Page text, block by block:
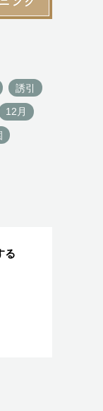
誘引
12月
る